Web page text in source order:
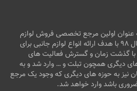
به عنوان اولین مرجع تخصصی فروش لوازم
جانبی فعالیت خود را از سال ۹۸ با هدف ارائه انواع لوازم جانبی برای
با گذشت زمان و گسترش فعالیت های
های دیگری همچون تبلت و … وارد شد و به
نیز به حوزه های دیگری که وجود یک مرجع
باشد وارد خواهد شد.